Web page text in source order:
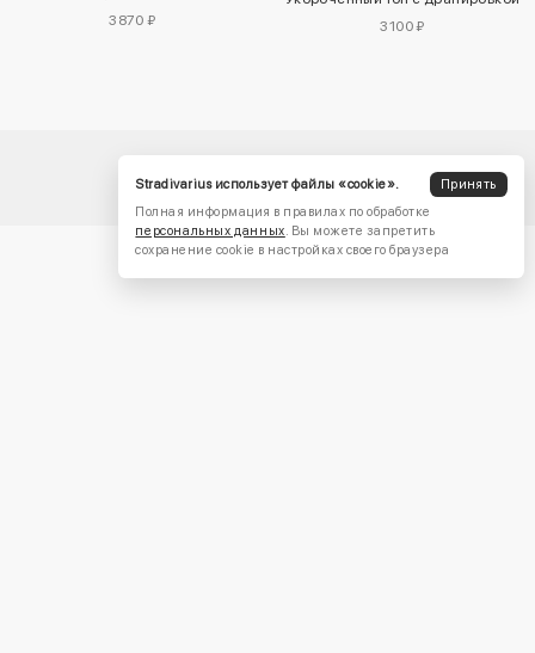
3870 ₽
3100 ₽
Stradivarius использует файлы «cookie».
Принять
Полная информация в правилах по обработке
персональных данных. Вы можете запретить
сохранение cookie в настройках своего браузера